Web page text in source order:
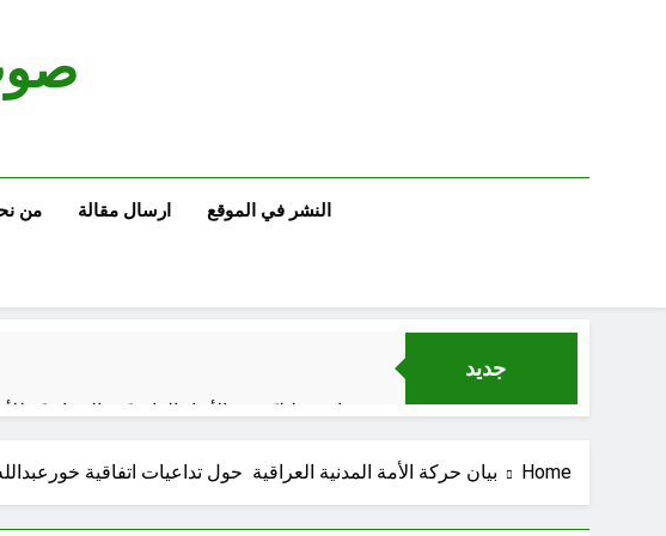
النشر في الموقع ارسال مقالة من
جديد
قراءة تحليليّة في الأبعاد القانونيّة والسياسيّة
قويدات Home بيان حركة الأمة المدنية العراقية حول تداعيات اتفاقية